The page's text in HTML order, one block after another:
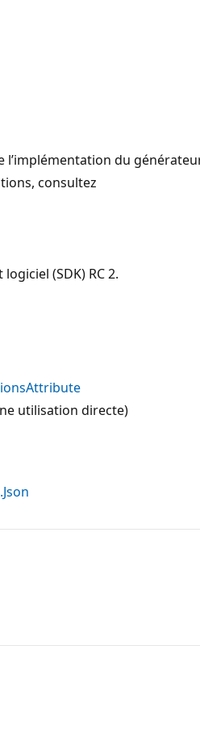
l’implémentation du
consultez
(SDK) RC 2.
utilisation directe)